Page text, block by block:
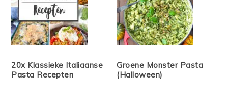
20x Klassieke Italiaanse
Pasta Recepten
Groene Monster Pasta
(Halloween)